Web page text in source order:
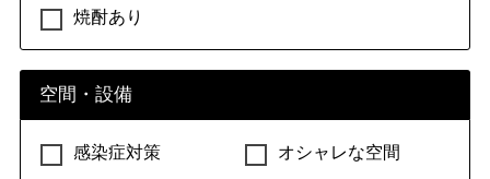
焼酎あり
空間・設備
感染症対策
オシャレな空間